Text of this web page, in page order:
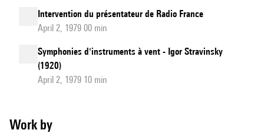
Intervention du présentateur de Radio France
April 2, 1979 00 min
Symphonies d'instruments à vent - Igor Stravinsky
(1920)
April 2, 1979 10 min
Work by